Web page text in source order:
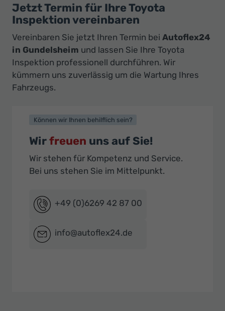
Jetzt Termin für Ihre Toyota
Inspektion vereinbaren
Vereinbaren Sie jetzt Ihren Termin bei Autoflex24
in Gundelsheim und lassen Sie Ihre Toyota
Inspektion professionell durchführen. Wir
kümmern uns zuverlässig um die Wartung Ihres
Fahrzeugs.
Können wir Ihnen behilflich sein?
Wirfreuen uns auf Sie!
Wir stehen für Kompetenz und Service.
Bei uns stehen Sie im Mittelpunkt.
+49 (0)6269 42 87 00
info@autoflex24.de